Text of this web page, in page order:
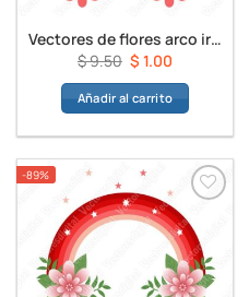
Vectores de flores arco iris
$9.50 El
precio
original
$ 9.50.
$ 1.00
precio
actual
$ 1.00.
Añadir al carrito
-89%